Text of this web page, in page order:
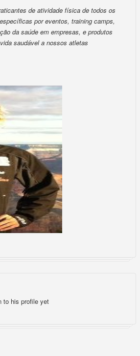
de atividade física de todos os
por eventos, training camps,
da saúde em empresas, e produtos
saudável a nossos atletas
to his profile yet